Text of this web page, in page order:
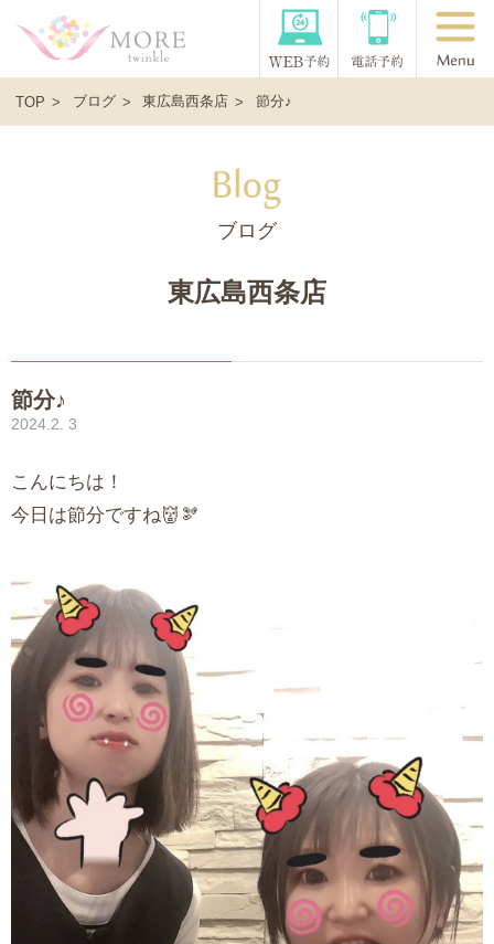
TOP ブログ 東広島西条店 節分♪
ブログ
東広島西条店
節分♪
2024.2. 3
こんにちは！
今日は節分ですね👹🫘